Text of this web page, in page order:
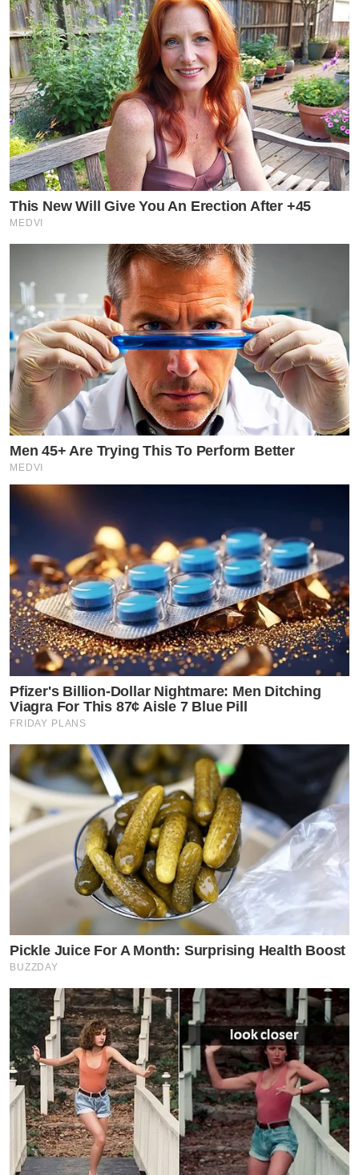
This New Will Give You An Erection After +45
MEDVI
Men 45+ Are Trying This To Perform Better
MEDVI
Pfizer's Billion-Dollar Nightmare: Men Ditching
Viagra For This 87¢ Aisle 7 Blue Pill
FRIDAY PLANS
Pickle Juice For A Month: Surprising Health Boost
BUZZDAY